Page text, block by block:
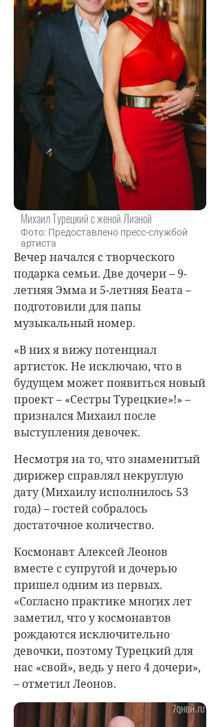
Михаил Турецкий с женой Лианой
Фото: Предоставлено пресс-службой
артиста
Вечер начался с творческого
подарка семьи. Две дочери – 9-
летняя Эмма и 5-летняя Беата –
подготовили для папы
музыкальный номер.
«В них я вижу потенциал
артисток. Не исключаю, что в
будущем может появиться новый
проект – «Сестры Турецкие»!» –
признался Михаил после
выступления девочек.
Несмотря на то, что знаменитый
дирижер справлял некруглую
дату (Михаилу исполнилось 53
года) – гостей собралось
достаточное количество.
Космонавт Алексей Леонов
вместе с супругой и дочерью
пришел одним из первых.
«Согласно практике многих лет
заметил, что у космонавтов
рождаются исключительно
девочки, поэтому Турецкий для
нас «свой», ведь у него 4 дочери»,
– отметил Леонов.